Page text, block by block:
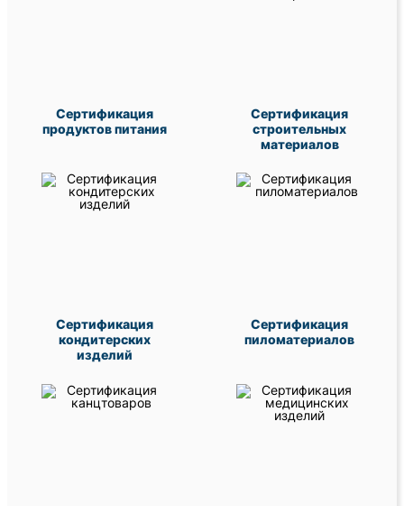
Сертификация
продуктов питания
Сертификация
строительных
материалов
Сертификация
кондитерских
изделий
Сертификация
пиломатериалов